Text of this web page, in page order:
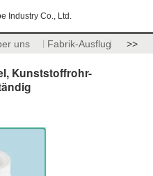
Industry Co., Ltd.
uns Fabrik-Ausflug >>
Kunststoffrohr-